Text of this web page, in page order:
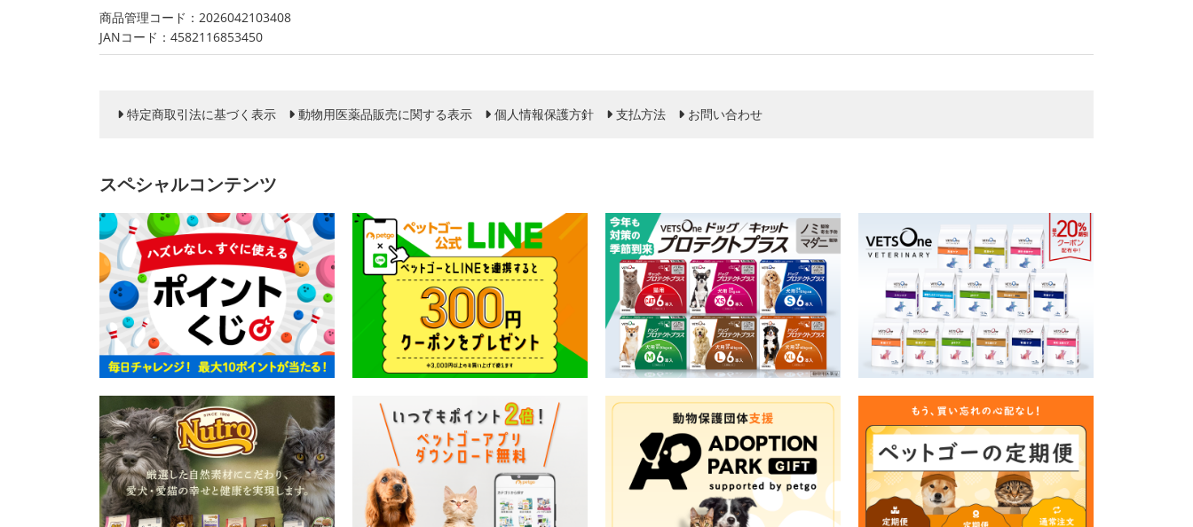
商品管理コード：2026042103408
JANコード：4582116853450
特定商取引法に基づく表示 動物用医薬品販売に関する表示 個人情報保護方針 支払方法 お問い合わせ
スペシャルコンテンツ